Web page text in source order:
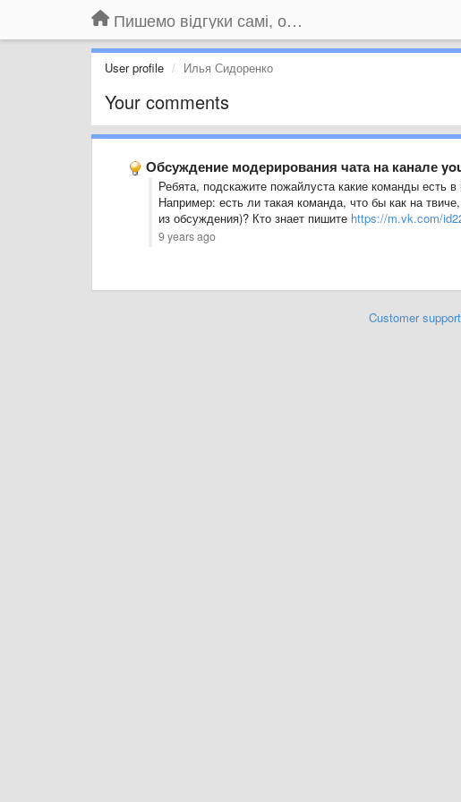
Пишемо відгуки самі, обговорюємо інші ідеї та пропозиції до Громадського Телебачення
User profile Илья Сидоренко
Your comments
Обсуждение модерирования чата на канале
Ребята, подскажите пожайлуста какие команды есть
Например: есть ли такая команда, что бы как на
из обсуждения)? Кто знает пишите https://m.vk.com/
9 years ago
Customer